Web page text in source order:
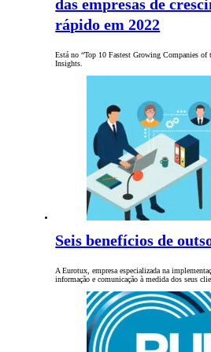
das empresas de
rápido em 2022
Está no “Top 10 Fastest Growing Companies of
Insights.
Seis benefícios de
A Eurotux, empresa especializada na
informação e comunicação à medida dos seus